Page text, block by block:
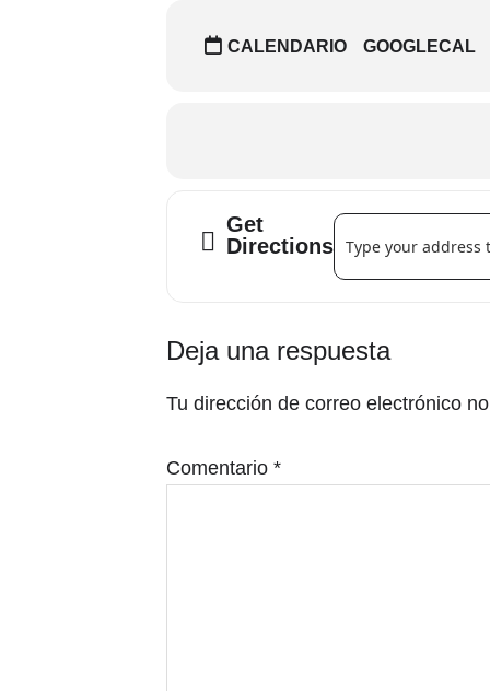
CALENDARIO GOOGLECAL
Get
Directions
Address - Escena
Interacciones
con
lectores
Deja una respuesta
Tu dirección de correo electrónico
Comentario *